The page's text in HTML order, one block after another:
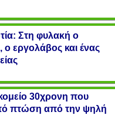
Στη φυλακή ο
ο εργολάβος και ένας
30χρονη που
πτώση από την ψηλή